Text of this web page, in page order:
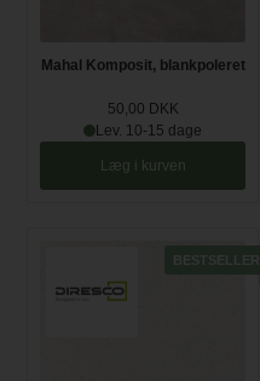
Mahal Komposit, blankpoleret
50,00 DKK
Lev. 10-15 dage
Læg i kurven
BESTSELLER